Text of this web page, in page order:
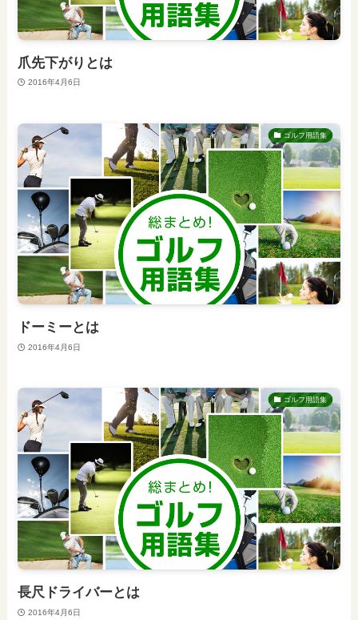
爪先下がりとは
2016年4月6日
ゴルフ用語集
ドーミーとは
2016年4月6日
ゴルフ用語集
長尺ドライバーとは
2016年4月6日